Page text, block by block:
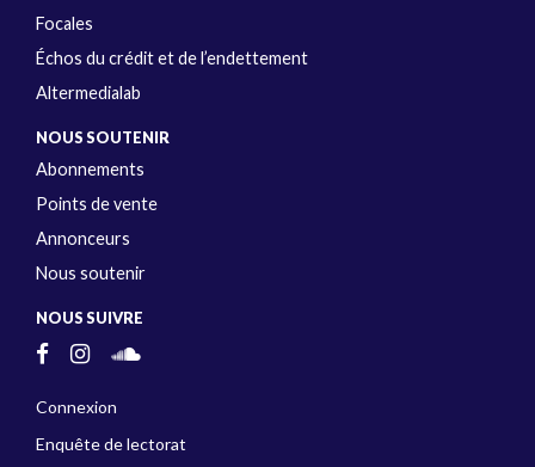
Focales
Échos du crédit et de l’endettement
Altermedialab
NOUS SOUTENIR
Abonnements
Points de vente
Annonceurs
Nous soutenir
NOUS SUIVRE
Connexion
Enquête de lectorat